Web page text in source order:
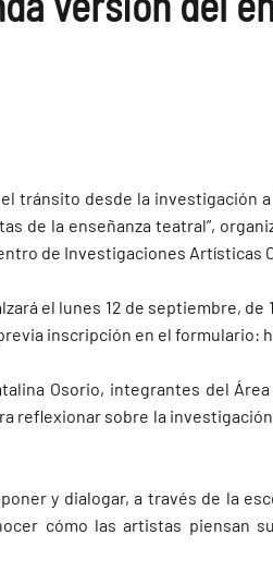
tránsito desde la investigación
de la enseñanza teatral”,
de Investigaciones Artísticas
el lunes 12 de septiembre, de
inscripción en el formulario:
Osorio, integrantes del
reflexionar sobre la
y dialogar, a través de la
cómo las artistas piensan